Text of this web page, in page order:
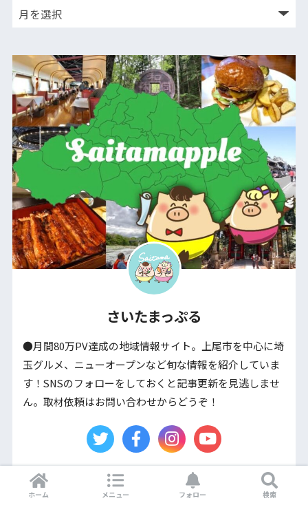
さいたまっぷる
●月間80万PV達成の地域情報サイト。上尾市を中心に埼
玉グルメ、ニューオープンなど旬な情報を紹介していま
す！SNSのフォローをしておくと記事更新を見逃しませ
ん。取材依頼はお問い合わせからどうぞ！
ホーム メニュー フォロー 検索